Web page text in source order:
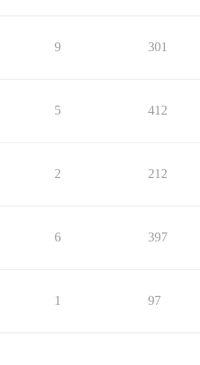
9 301
5 412
2 212
6 397
1 97